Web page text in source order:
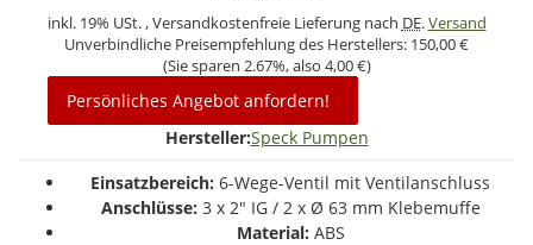
inkl. 19% USt. , Versandkostenfreie Lieferung nach DE.Versand
Unverbindliche Preisempfehlung des Herstellers: 150,00 €
(Sie sparen 2.67%, also 4,00 €)
Persönliches Angebot anfordern!
Hersteller:Speck Pumpen
Einsatzbereich: 6-Wege-Ventil mit Ventilanschluss
Anschlüsse: 3 x 2" IG / 2 x Ø 63 mm Klebemuffe
Material: ABS